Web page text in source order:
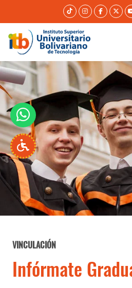
VINCULACIÓN
Infórmate